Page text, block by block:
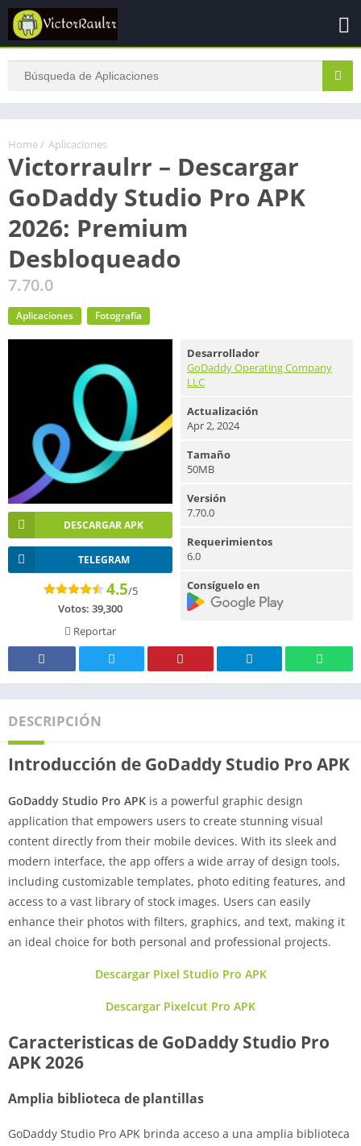
Home / Aplicaciones
Victorraulrr – Descargar
GoDaddy Studio Pro APK
2026: Premium
Desbloqueado
7.70.0
Aplicaciones Fotografía
DESCARGAR APK
TELEGRAM
4.5/5
Votos: 39,300
Reportar
Desarrollador
GoDaddy Operating Company
LLC
Actualización
Apr 2, 2024
Tamaño
50MB
Versión
7.70.0
Requerimientos
6.0
Consíguelo en
DESCRIPCIÓN
Introducción de GoDaddy Studio Pro APK
GoDaddy Studio Pro APK is a powerful graphic design
application that empowers users to create stunning visual
content directly from their mobile devices. With its sleek and
modern interface, the app offers a wide array of design tools,
including customizable templates, photo editing features, and
access to a vast library of stock images. Users can easily
enhance their photos with filters, graphics, and text, making it
an ideal choice for both personal and professional projects.
Descargar Pixel Studio Pro APK
Descargar Pixelcut Pro APK
Caracteristicas de GoDaddy Studio Pro
APK 2026
Amplia biblioteca de plantillas
GoDaddy Studio Pro APK brinda acceso a una amplia biblioteca